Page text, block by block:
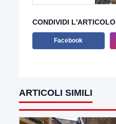
CONDIVIDI L'ARTICOLO
Facebook
ARTICOLI SIMILI